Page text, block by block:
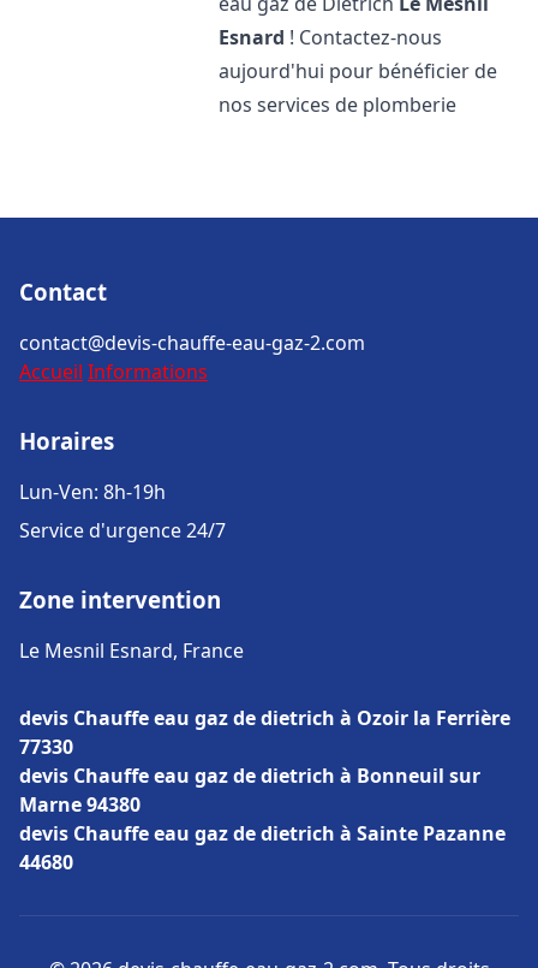
Esnard ! Contactez-nous
aujourd'hui pour bénéficier de
nos services de plomberie
Contact
contact@devis-chauffe-eau-gaz-2.com
Accueil Informations
Horaires
Lun-Ven: 8h-19h
Service d'urgence 24/7
Zone intervention
Le Mesnil Esnard, France
devis Chauffe eau gaz de dietrich à Ozoir la Ferrière
77330
devis Chauffe eau gaz de dietrich à Bonneuil sur
Marne 94380
devis Chauffe eau gaz de dietrich à Sainte Pazanne
44680